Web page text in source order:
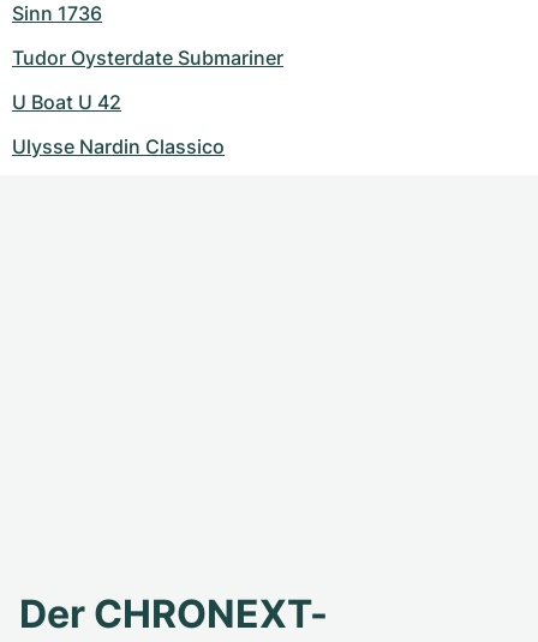
Sinn 1736
Tudor Oysterdate Submariner
U Boat U 42
Ulysse Nardin Classico
Der CHRONEXT-